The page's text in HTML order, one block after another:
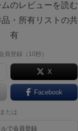
Symbiose
10～20分
作品説明文の編集者を募集中
経験あり
のレビューを読む
・所有リストの共
有
員登録（10秒）
X
Facebook
または
ルで会員登録